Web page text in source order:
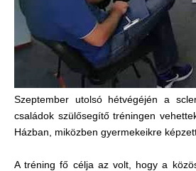
Szeptember utolsó hétvégéjén a
családok szülősegítő tréningen
Házban, miközben gyermekeikre
A tréning fő célja az volt, hogy a